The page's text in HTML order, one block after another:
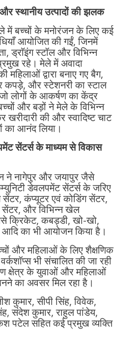
स्थानीय उत्पादों की झलक
में बच्चों के मनोरंजन के लिए कई
आयोजित की गईं, जिनमें
ड्राॅइंग स्टॉल और विभिन्न
रहे। मेले में अवादा
महिलाओं द्वारा बनाए गए बैग,
कपड़े, और स्टेशनरी का स्टाल
जो लोगों के आकर्षण का केंद्र
और बड़ों ने मेले के विभिन्न
खरीदारी की और स्वादिष्ट चाट
का आनंद लिया।
सेंटर्स के माध्यम से विकास
ने नागेपुर और जयापुर जैसे
डेवलपमेंट सेंटर्स के जरिए
सेंटर, कंप्यूटर एवं कोडिंग सेंटर,
सेंटर, और विभिन्न खेल
क्रिकेट, कबड्डी, खो-खो,
का भी आयोजन किया है।
और महिलाओं के लिए शैक्षणिक
भी संचालित की जा रही
क्षेत्र के युवाओं और महिलाओं
का अवसर मिल रहा है।
कुमार, सीपी सिंह, विवेक,
संदेश कुमार, राहुल पांडेय,
पटेल सहित कई प्रमुख व्यक्ति